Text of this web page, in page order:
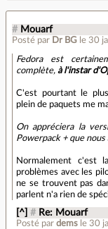
# Mouarf
Posté par Dr BG le 30
Fedora est
complète, à l'instar
C'est pourtant le
plein de paquets me
On appréciera la
Powerpack + que
Normalement c'est
problèmes avec les
ne se trouvent pas
parlent n'a rien de
[^] # Re: Mouarf
Posté pardems le 30